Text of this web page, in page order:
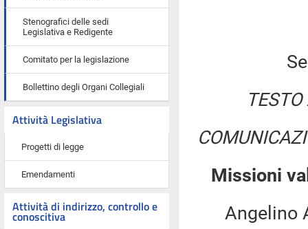
Stenografici delle sedi
Legislativa e Redigente
Comitato per la legislazione
Bollettino degli Organi Collegiali
Attività Legislativa
Progetti di legge
Emendamenti
Attività di indirizzo, controllo e
conoscitiva
Missioni
Angelino